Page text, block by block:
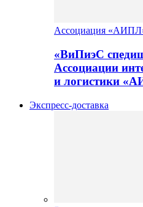
Ассоциация
«ВиПиэС
Ассоциации
и логистики
Экспресс-доставка